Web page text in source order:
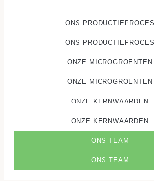
ONS PRODUCTIEPROCES
ONS PRODUCTIEPROCES
ONZE MICROGROENTEN
ONZE MICROGROENTEN
ONZE KERNWAARDEN
ONZE KERNWAARDEN
ONS TEAM
ONS TEAM